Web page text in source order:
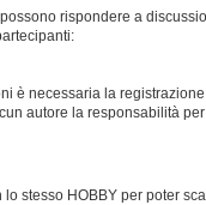
rispondere a
è necessaria la
autore la responsabilità
stesso HOBBY per poter